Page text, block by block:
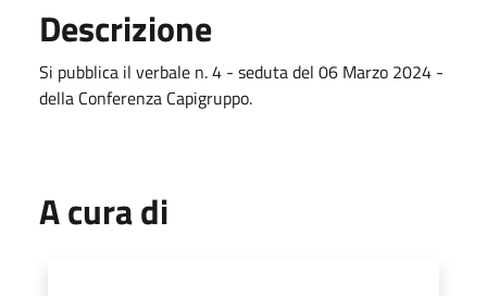
Descrizione
Si pubblica il verbale n. 4 - seduta del 06 Marzo 2024 -
della Conferenza Capigruppo.
A cura di